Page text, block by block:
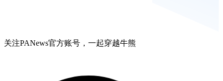
关注PANews官方账号，一起穿越牛熊